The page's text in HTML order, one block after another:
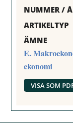
NUMMER /
ARTIKELTYP
ÄMNE
E.
ekonomi
VISA SOM